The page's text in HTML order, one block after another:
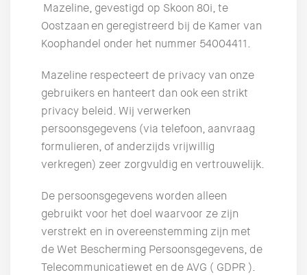
Mazeline, gevestigd op Skoon 80i, te
Oostzaan en geregistreerd bij de Kamer van
Koophandel onder het nummer 54004411.
Mazeline respecteert de privacy van onze
gebruikers en hanteert dan ook een strikt
privacy beleid. Wij verwerken
persoonsgegevens (via telefoon, aanvraag
formulieren, of anderzijds vrijwillig
verkregen) zeer zorgvuldig en vertrouwelijk.
De persoonsgegevens worden alleen
gebruikt voor het doel waarvoor ze zijn
verstrekt en in overeenstemming zijn met
de Wet Bescherming Persoonsgegevens, de
Telecommunicatiewet en de AVG ( GDPR ).